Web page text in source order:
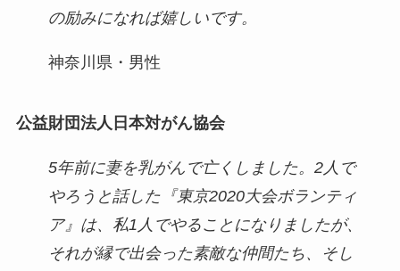
の励みになれば嬉しいです。
神奈川県・男性
公益財団法人日本対がん協会
5年前に妻を乳がんで亡くしました。2人で
やろうと話した『東京2020大会ボランティ
ア』は、私1人でやることになりましたが、
それが縁で出会った素敵な仲間たち、そし